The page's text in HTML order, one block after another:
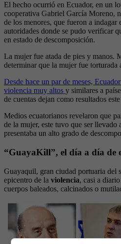
El hecho ocurrió en Ecuador, en un
cooperativa Gabriel García Moreno,
de los menores, que fueron a
autoridades donde se pudo verificar
en estado de descomposición.
La mujer fue atada de pies y manos.
determinar que la mujer fue torturada
Desde hace un par de meses,
violencia muy altos y similares a
de cuentas dejan como resultados
Medios ecuatorianos revelaron que
de la mujer, este tuvo que ser llevado
presentaba un alto grado de
“GuayaKill”, el día a día de
Guayaquil, gran ciudad portuaria del
epicentro de la violencia, casi a
cuerpos baleados, calcinados o